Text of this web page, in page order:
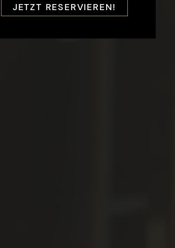
JETZT RESERVIEREN!